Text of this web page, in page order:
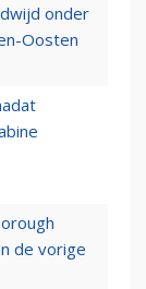
onder
Oosten
de vorige